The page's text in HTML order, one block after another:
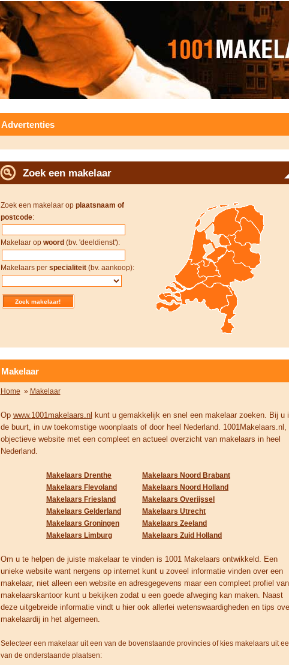
Advertenties
Zoek een makelaar
Zoek een makelaar op plaatsnaam of
postcode:
Makelaar op woord (bv. 'deeldienst'):
Makelaars per specialiteit(bv. aankoop):
Makelaar
Home » Makelaar
Op www.1001makelaars.nl kunt u gemakkelijk en snel een makelaar zoeken. Bij u
de buurt, in uw toekomstige woonplaats of door heel Nederland. 1001Makelaars.nl,
objectieve website met een compleet en actueel overzicht van makelaars in heel
Nederland.
Makelaars Drenthe
Makelaars Noord Brabant
Makelaars Flevoland
Makelaars Noord Holland
Makelaars Friesland
Makelaars Overijssel
Makelaars Gelderland
Makelaars Utrecht
Makelaars Groningen
Makelaars Zeeland
Makelaars Limburg
Makelaars Zuid Holland
Om u te helpen de juiste makelaar te vinden is 1001 Makelaars ontwikkeld. Een
unieke website want nergens op internet kunt u zoveel informatie vinden over een
makelaar, niet alleen een website en adresgegevens maar een compleet profiel
makelaarskantoor kunt u bekijken zodat u een goede afweging kan maken. Naast
deze uitgebreide informatie vindt u hier ook allerlei wetenswaardigheden en tips
makelaardij in het algemeen.
Selecteer een makelaar uit een van de bovenstaande provincies of kies makelaars uit
van de onderstaande plaatsen: